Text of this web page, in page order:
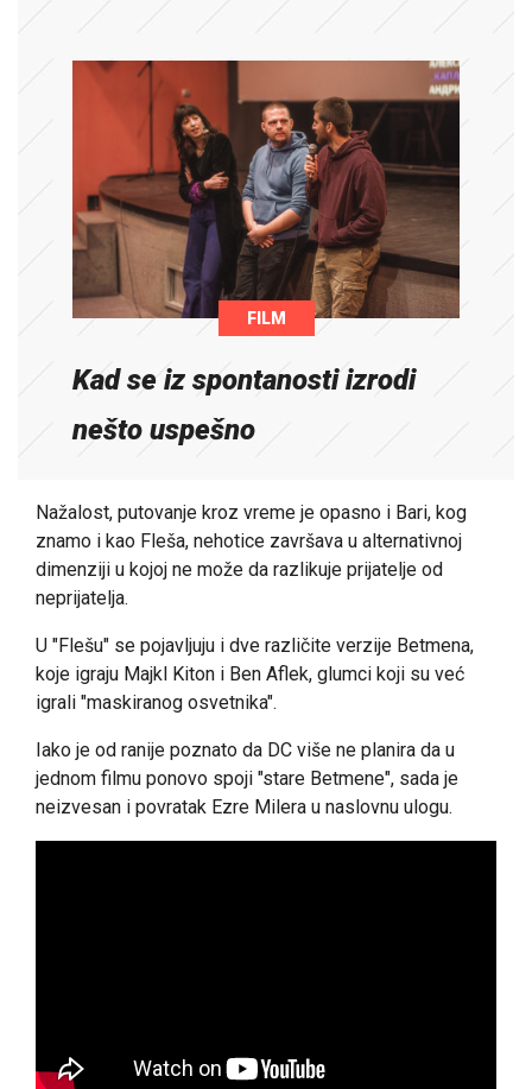
FILM
Kad se iz spontanosti izrodi
nešto uspešno
Nažalost, putovanje kroz vreme je opasno i Bari, kog
znamo i kao Fleša, nehotice završava u alternativnoj
dimenziji u kojoj ne može da razlikuje prijatelje od
neprijatelja.
U "Flešu" se pojavljuju i dve različite verzije Betmena,
koje igraju Majkl Kiton i Ben Aflek, glumci koji su već
igrali "maskiranog osvetnika".
Iako je od ranije poznato da DC više ne planira da u
jednom filmu ponovo spoji "stare Betmene", sada je
neizvesan i povratak Ezre Milera u naslovnu ulogu.